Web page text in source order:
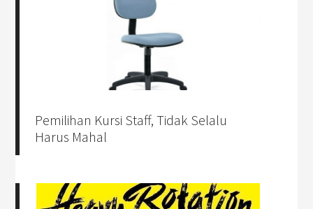
Pemilihan Kursi Staff, Tidak Selalu
Harus Mahal